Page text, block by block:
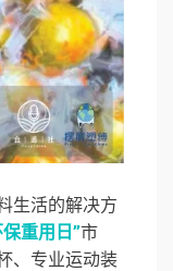
生活的解决方
保重用日”市
、专业运动装